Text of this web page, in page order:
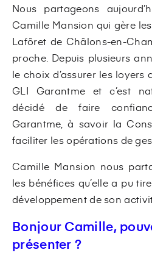
Nous partageons
Camille Mansion qui gère
Lafôret de Châlons-en-
proche. Depuis plusieurs
le choix d’assurer les loyers
GLI Garantme et c’est
décidé de faire
Garantme, à savoir la
faciliter les opérations de
Camille Mansion nous
les bénéfices qu’elle a pu
développement de son
Bonjour Camille,
présenter ?